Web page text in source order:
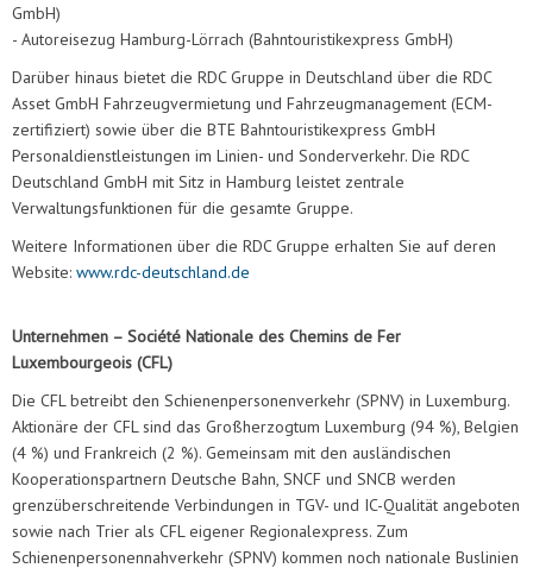
GmbH)
- Autoreisezug Hamburg-Lörrach (Bahntouristikexpress GmbH)
Darüber hinaus bietet die RDC Gruppe in Deutschland über die RDC
Asset GmbH Fahrzeugvermietung und Fahrzeugmanagement (ECM-
zertifiziert) sowie über die BTE Bahntouristikexpress GmbH
Personaldienstleistungen im Linien- und Sonderverkehr. Die RDC
Deutschland GmbH mit Sitz in Hamburg leistet zentrale
Verwaltungsfunktionen für die gesamte Gruppe.
Weitere Informationen über die RDC Gruppe erhalten Sie auf deren
Website: www.rdc-deutschland.de
Unternehmen – Société Nationale des Chemins de Fer
Luxembourgeois (CFL)
Die CFL betreibt den Schienenpersonenverkehr (SPNV) in Luxemburg.
Aktionäre der CFL sind das Großherzogtum Luxemburg (94 %), Belgien
(4 %) und Frankreich (2 %). Gemeinsam mit den ausländischen
Kooperationspartnern Deutsche Bahn, SNCF und SNCB werden
grenzüberschreitende Verbindungen in TGV- und IC-Qualität angeboten
sowie nach Trier als CFL eigener Regionalexpress. Zum
Schienenpersonennahverkehr (SPNV) kommen noch nationale Buslinien